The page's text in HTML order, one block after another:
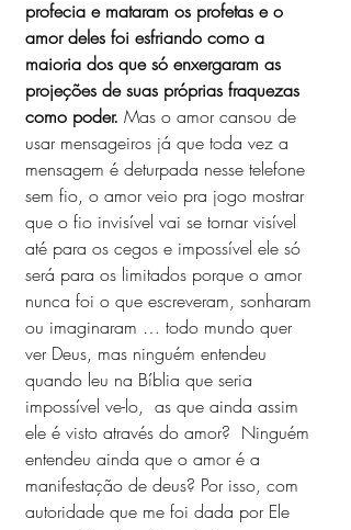
profecia e mataram os profetas e o
amor deles foi esfriando como a
maioria dos que só enxergaram as
projeções de suas próprias fraquezas
como poder. Mas o amor cansou de
usar mensageiros já que toda vez a
mensagem é deturpada nesse telefone
sem fio, o amor veio pra jogo mostrar
que o fio invisível vai se tornar visível
até para os cegos e impossível ele só
será para os limitados porque o amor
nunca foi o que escreveram, sonharam
ou imaginaram … todo mundo quer
ver Deus, mas ninguém entendeu
quando leu na Bíblia que seria
impossível ve-lo,  as que ainda assim
ele é visto através do amor?  Ninguém
entendeu ainda que o amor é a
manifestação de deus? Por isso, com
autoridade que me foi dada por Ele